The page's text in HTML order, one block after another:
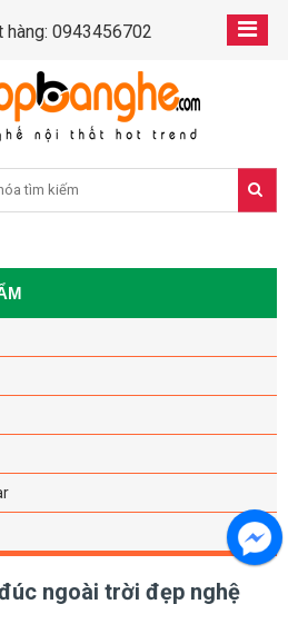
0943456702
ngoài trời đẹp nghệ